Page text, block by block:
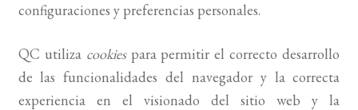
configuraciones y preferencias personales.
QC utiliza cookiespara permitir el correcto desarrollo
de las funcionalidades del navegador y la correcta
experiencia en el visionado del sitio web y la